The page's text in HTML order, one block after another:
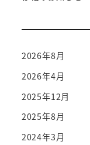
2026年8月
2026年4月
2025年12月
2025年8月
2024年3月